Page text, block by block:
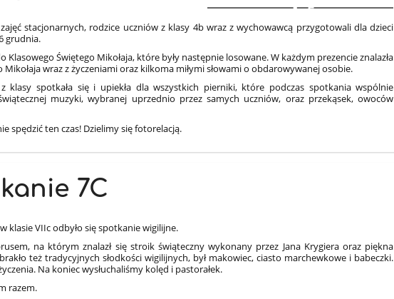
5
stacjonarnych, rodzice uczniów z klasy 4b wraz z wychowawcą przygotowali dla dzieci
grudnia.
Klasowego Świętego Mikołaja, które były następnie losowane. W każdym prezencie znalazła
wraz z życzeniami oraz kilkoma miłymi słowami o obdarowywanej osobie.
klasy spotkała się i upiekła dla wszystkich pierniki, które podczas spotkania wspólnie
muzyki, wybranej uprzednio przez samych uczniów, oraz przekąsek, owoców
spędzić ten czas! Dzielimy się fotorelacją.
7C
VIIc odbyło się spotkanie wigilijne.
na którym znalazł się stroik świąteczny wykonany przez Jana Krygiera oraz piękna
też tradycyjnych słodkości wigilijnych, był makowiec, ciasto marchewkowe i babeczki.
Na koniec wysłuchaliśmy kolęd i pastorałek.
razem.